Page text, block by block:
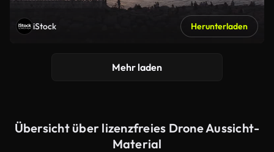
iStock Herunterladen
Mehr laden
Übersicht über lizenzfreies Drone Aussicht-
Material